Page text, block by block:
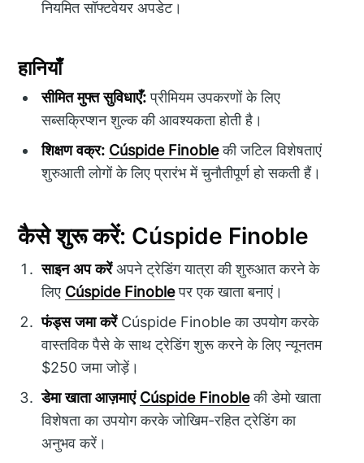
नियमित सॉफ्टवेयर अपडेट।
हानियाँ
सीमित मुफ्त सुविधाएँ:प्रीमियम उपकरणों के लिए
सब्सक्रिप्शन शुल्क की आवश्यकता होती है।
शिक्षण वक्र: Cúspide Finobleकी जटिल विशेषताएं
शुरुआती लोगों के लिए प्रारंभ में चुनौतीपूर्ण हो सकती हैं।
कैसे शुरू करें: Cúspide Finoble
साइन अप करेंअपने ट्रेडिंग यात्रा की शुरुआत करने के
लिए Cúspide Finobleपर एक खाता बनाएं।
फंड्स जमा करेंCúspide Finoble का उपयोग करके
वास्तविक पैसे के साथ ट्रेडिंग शुरू करने के लिए न्यूनतम
$250 जमा जोड़ें।
डेमा खाता आज़माएं Cúspide Finobleकी डेमो खाता
विशेषता का उपयोग करके जोखिम-रहित ट्रेडिंग का
अनुभव करें।